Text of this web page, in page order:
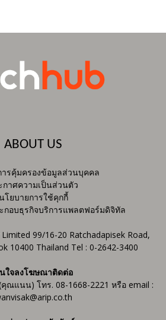
ABOUT US
รคุ้มครองข้อมูลส่วนบุคคล
กาศความเป็นส่วนตัว
โยบายการใช้คุกกี้
กอบธุรกิจบริการแพลตฟอร์มดิจิทัล
99/16-20 Ratchadapisek Road,
10400 Thailand Tel : 0-2642-3400
ใจลงโฆษณาติดต่อ
แนน) โทร. 08-1668-2221 หรือ email :